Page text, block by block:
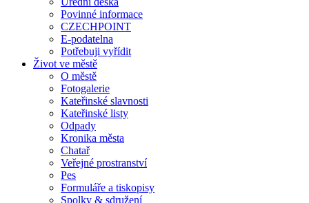
Povinné informace
CZECHPOINT
E-podatelna
Potřebuji vyřídit
Život ve městě
O městě
Fotogalerie
Kateřinské slavnosti
Kateřinské listy
Odpady
Kronika města
Chatař
Veřejné prostranství
Pes
Formuláře a tiskopisy
Spolky & sdružení